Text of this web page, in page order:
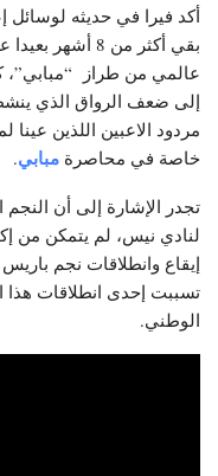
أكد فيرا في حديثه لوسائل
بقي أكثر من 8
عالمي من طراز “مبابي”،
إلى ضعف الرواق الذي
مردود الاعبين اللذين
خاصة في محاصرة مبابي.
تجدر الإشارة إلى أن
لنادي نيس، لم يتمكن من
إيقاع وانطلاقات نجم
تسببت إحدى انطلاقات هذا
الوطني.